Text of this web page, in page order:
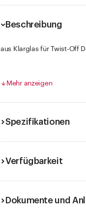
Beschreibung
aus Klarglas für Twist-Off
effiziente Lagerung und
Mehr anzeigen
Spezifikationen
Verfügbarkeit
Dokumente und